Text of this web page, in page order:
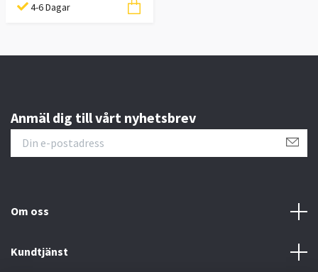
4-6 Dagar
Anmäl dig till vårt nyhetsbrev
Om oss
Kundtjänst